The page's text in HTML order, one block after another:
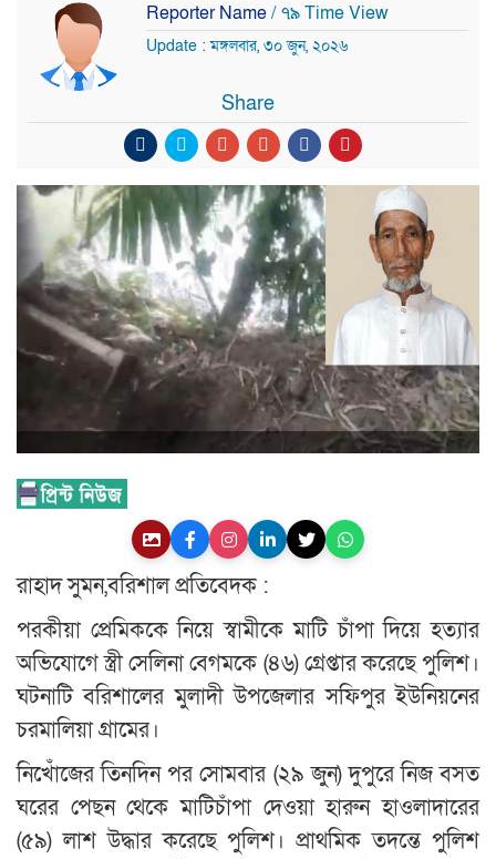
Reporter Name/ ৭৯ Time View
Update : মঙ্গলবার, ৩০ জুন, ২০২৬
Share
রাহাদ সুমন,বরিশাল প্রতিবেদক :
পরকীয়া প্রেমিককে নিয়ে স্বামীকে মাটি চাঁপা দিয়ে হত্যার
অভিযোগে স্ত্রী সেলিনা বেগমকে (৪৬) গ্রেপ্তার করেছে পুলিশ।
ঘটনাটি বরিশালের মুলাদী উপজেলার সফিপুর ইউনিয়নের
চরমালিয়া গ্রামের।
নিখোঁজের তিনদিন পর সোমবার (২৯ জুন) দুপুরে নিজ বসত
ঘরের পেছন থেকে মাটিচাঁপা দেওয়া হারুন হাওলাদারের
(৫৯) লাশ উদ্ধার করেছে পুলিশ। প্রাথমিক তদন্তে পুলিশ